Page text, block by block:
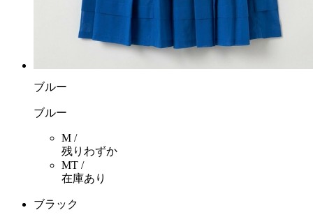
ブルー
ブルー
M /
残りわずか
MT /
在庫あり
ブラック